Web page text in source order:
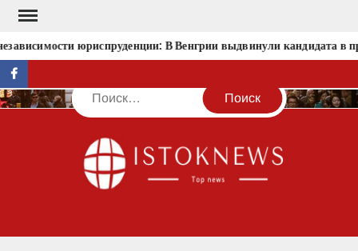
Перейти
содержимомуюриспруденции: В Венгрии выдвинули кандидата в
facebook
Поиск